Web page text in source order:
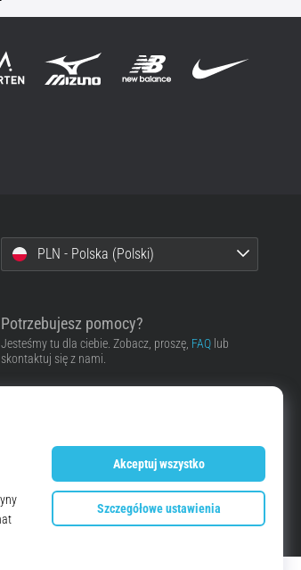
PLN - Polska (Polski)
Potrzebujesz pomocy?
Jesteśmy tu dla ciebie. Zobacz, proszę, FAQlub
skontaktuj się z nami.